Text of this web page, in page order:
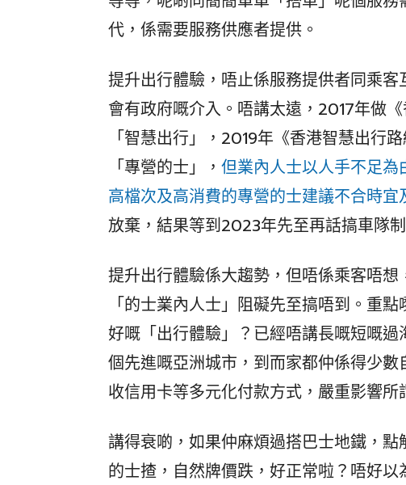
代，係需要服務供應者提供。
提升出行體驗，唔止係服務提供者同乘
會有政府嘅介入。唔講太遠，2017年做
「智慧出行」，2019年《香港智慧出行
「專營的士」，但業內人士以人手不足
高檔次及高消費的專營的士建議不合時宜
放棄，結果等到2023年先至再話搞車隊
提升出行體驗係大趨勢，但唔係乘客唔
「的士業內人士」阻礙先至搞唔到。重
好嘅「出行體驗」？已經唔講長嘅短嘅
個先進嘅亞洲城市，到而家都仲係得少
收信用卡等多元化付款方式，嚴重影響所
講得衰啲，如果仲麻煩過搭巴士地鐵，
的士揸，自然牌價跌，好正常啦？唔好